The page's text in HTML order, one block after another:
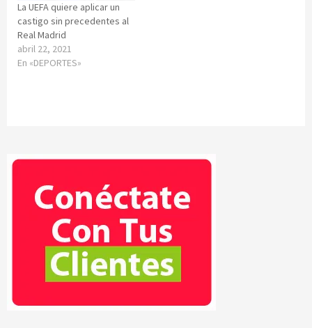
La UEFA quiere aplicar un
castigo sin precedentes al
Real Madrid
abril 22, 2021
En «DEPORTES»